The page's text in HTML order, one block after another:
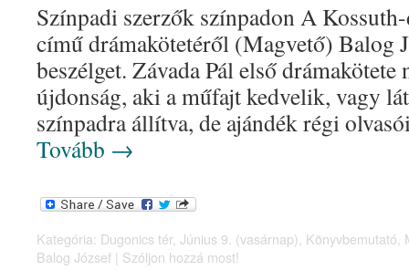
Színpadi szerzők színpadon A
című drámakötetéről (Magvető) Balog
beszélget. Závada Pál első drámakötete
újdonság, aki a műfajt kedvelik, vagy
színpadra állítva, de ajándék régi
Tovább →
Kategória: Dugonics tér, Június 9. (vasárnap), Könyvbemutató,
Balog József | Szóljon hozzá most!